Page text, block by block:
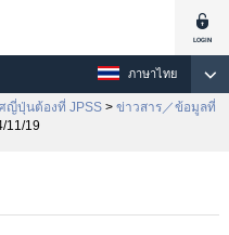
ภาษาไทย
ญี่ปุ่นต้องที่ JPSS > ข่าวสาร／ข้อมูลที่
11/19